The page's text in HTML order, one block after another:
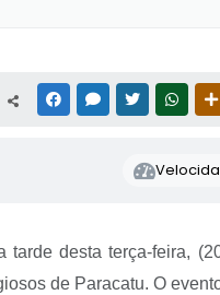
FACEBOOKMESSENGER
TWITTER
tarde desta terça-feira,
de Paracatu. O